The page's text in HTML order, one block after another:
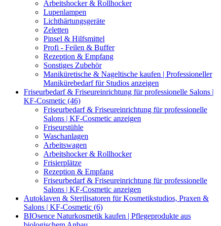
Arbeitshocker & Rollhocker
Lupenlampen
Lichthärtungsgeräte
Zeletten
Pinsel & Hilfsmittel
Profi - Feilen & Buffer
Rezeption & Empfang
Sonstiges Zubehör
Maniküretische & Nageltische kaufen | Professioneller
Manikürebedarf für Studios anzeigen
Friseurbedarf & Friseureinrichtung für professionelle Salons |
KF-Cosmetic (46)
Friseurbedarf & Friseureinrichtung für professionelle
Salons | KF-Cosmetic anzeigen
Friseurstühle
Waschanlagen
Arbeitswagen
Arbeitshocker & Rollhocker
Frisierplätze
Rezeption & Empfang
Friseurbedarf & Friseureinrichtung für professionelle
Salons | KF-Cosmetic anzeigen
Autoklaven & Sterilisatoren für Kosmetikstudios, Praxen &
Salons | KF-Cosmetic (6)
BIOsence Naturkosmetik kaufen | Pflegeprodukte aus